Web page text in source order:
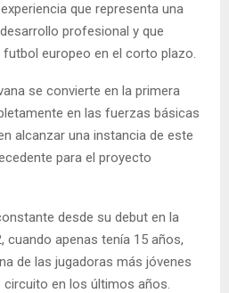
que representa una
profesional y que
futbol europeo en el corto plazo.
se convierte en la primera
en las fuerzas básicas
alcanzar una instancia de este
para el proyecto
desde su debut en la
cuando apenas tenía 15 años,
de las jugadoras más jóvenes
circuito en los últimos años.